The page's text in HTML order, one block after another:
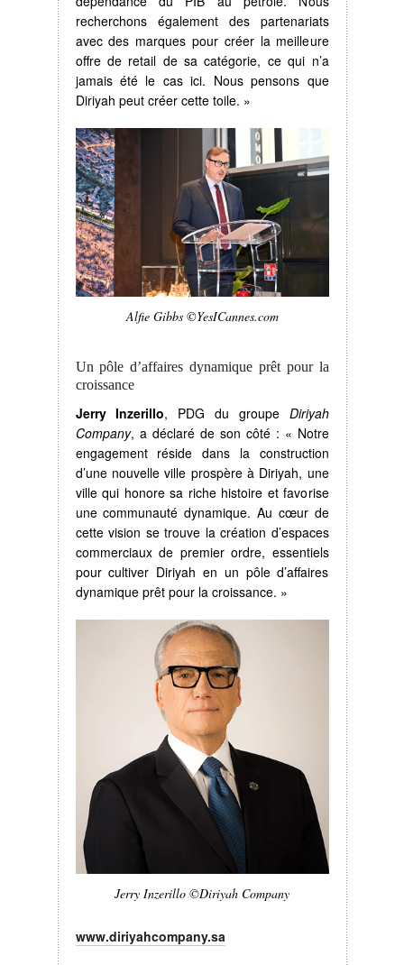
recherchons également des partenariats
avec des marques pour créer la meilleure
offre de retail de sa catégorie, ce qui n’a
jamais été le cas ici. Nous pensons que
Diriyah peut créer cette toile. »
Alfie Gibbs ©YesICannes.com
Un pôle d’affaires dynamique prêt pour la
croissance
Jerry Inzerillo, PDG du groupe Diriyah
Company, a déclaré de son côté : « Notre
engagement réside dans la construction
d’une nouvelle ville prospère à Diriyah, une
ville qui honore sa riche histoire et favorise
une communauté dynamique. Au cœur de
cette vision se trouve la création d’espaces
commerciaux de premier ordre, essentiels
pour cultiver Diriyah en un pôle d’affaires
dynamique prêt pour la croissance. »
Jerry Inzerillo ©Diriyah Company
www.diriyahcompany.sa